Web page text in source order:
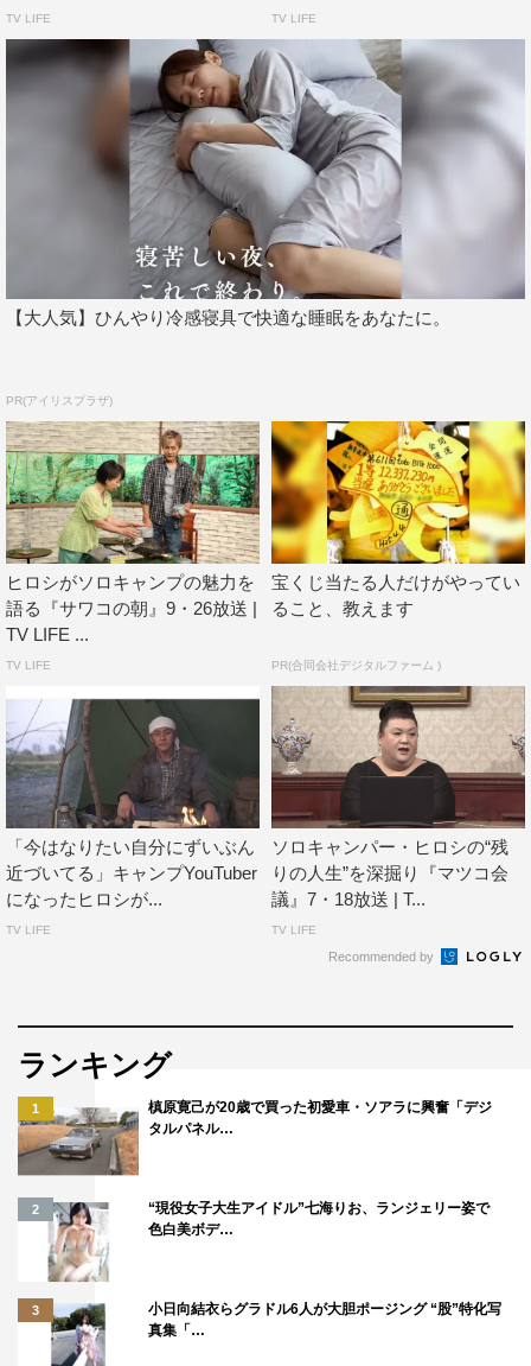
ーに泊まったことがあるんですが、そういうのをやってみ
たいですね。
『ヒロシのぼっちキャンプ Season7 俺のオーストラリ
ア2時間スペシャル』
BS-TBS、BS-TBS 4K
2023年7月5日（水）午後9時～10時54分
※7月26⽇（水）午後10時～10時54分、8月2⽇（水）午
TVer、TBS FREEにて見逃し配信あり（放送翌⽇正午から
配信）
各プラットフォームにて過去の放送回を有料配信中
番組公式サイト：https://bs.tbs.co.jp/botticamp/
公式Twitter：https://twitter.com/botti_bstbs
公式Instagram：https://www.instagram.com/botti_bstbs/
©BS-TBS
ヒロシ
TV LIFE TV LIFE
【大人気】ひんやり冷感寝具で快適な睡眠をあなたに。
PR(アイリスプラザ)
ヒロシがソロキャンプの魅力を
語る『サワコの朝』9・26放送 |
TV LIFE ...
TV LIFE
宝くじ当たる人だけがやってい
ること、教えます
PR(合同会社デジタルファーム )
「今はなりたい自分にずいぶん
近づいてる」キャンプYouTuber
になったヒロシが...
TV LIFE
ソロキャンパー・ヒロシの“残
りの人生”を深掘り『マツコ会
議』7・18放送 | T...
TV LIFE
Recommended by
ランキング
1
槙原寛己が20歳で買った初愛車・ソアラに興奮「デジ
タルパネル…
2
“現役女子大生アイドル”七海りお、ランジェリー姿で
色白美ボデ…
3
小日向結衣らグラドル6人が大胆ポージング “股”特化写
真集「…